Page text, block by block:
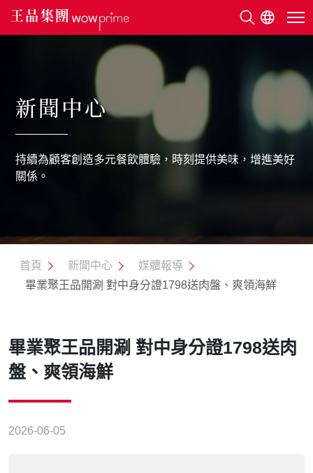
美味地圖
永續發展
新聞中心
持續為顧客創造多元餐飲體驗，時刻提供美味，增進美好
關係。
首頁 新聞中心
媒體報導
畢業聚王品開涮 對中身分證1798送肉盤、爽領海鮮
畢業聚王品開涮 對中身分證1798送肉
盤、爽領海鮮
2026-06-05